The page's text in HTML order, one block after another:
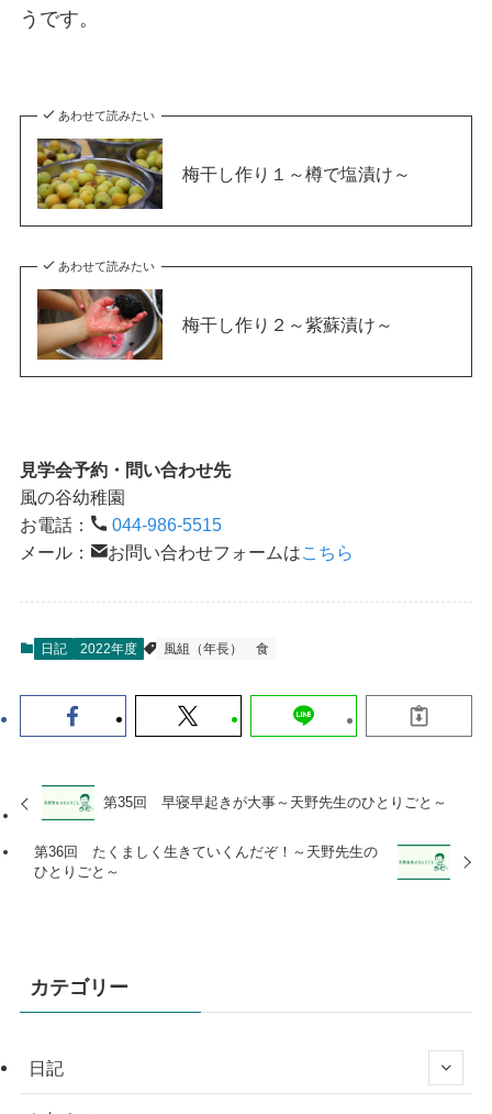
うです。
あわせて読みたい
梅干し作り１～樽で塩漬け～
あわせて読みたい
梅干し作り２～紫蘇漬け～
見学会予約・問い合わせ先
風の谷幼稚園
お電話：
044-986-5515
メール：
お問い合わせフォームは こちら
日記 2022年度 風組（年長） 食
第35回 早寝早起きが大事～天野先生のひとりごと～
第36回 たくましく生きていくんだぞ！～天野先生の
ひとりごと～
カテゴリー
日記